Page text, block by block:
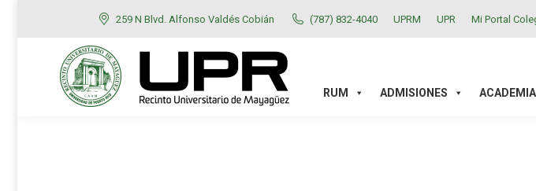
259 N Blvd. Alfonso Valdés Cobián (787) 832-4040 UPRM UPR Mi Portal
RUM ADMISIONES ACADEMIA
RUM ADMISIONES